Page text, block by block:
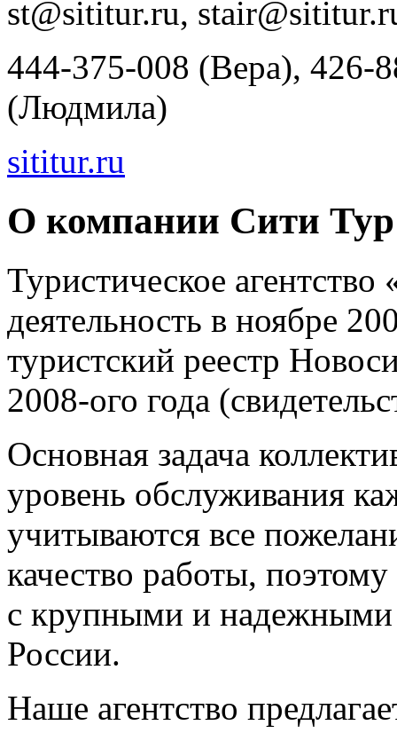
st@sititur.ru,
444-375-008 (Вера), 426-
(Людмила)
sititur.ru
О компании Сити Тур
Туристическое
деятельность в ноябре
туристский реестр
2008-ого года
Основная задача
уровень обслуживания
учитываются все
качество работы, поэтому
с крупными и надежными
России.
Наше агентство